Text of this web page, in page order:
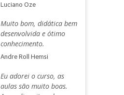
Luciano Oze
Muito bom, didática bem
desenvolvida e ótimo
conhecimento.
Andre Roll Hemsi
Eu adorei o curso, as
aulas são muito boas.